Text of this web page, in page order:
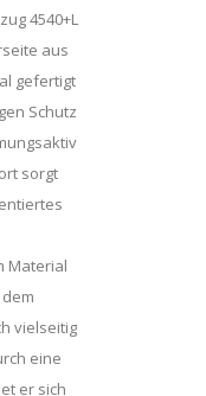
4540+L
aus
gefertigt
Schutz
sorgt
Material
vielseitig
eine
er sich